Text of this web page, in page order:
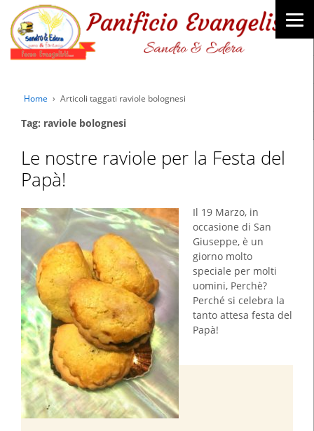
Home › Articoli taggati raviole bolognesi
Tag: raviole bolognesi
Le nostre raviole per la Festa del
Papà!
Il 19 Marzo, in
occasione di San
Giuseppe, è un
giorno molto
speciale per molti
uomini, Perchè?
Perché si celebra la
tanto attesa festa del
Papà!